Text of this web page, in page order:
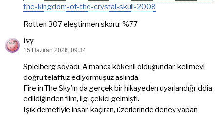
the-kingdom-of-the-crystal-skull-2008
Rotten 307 eleştirmen skoru: %77
ivy
dedi
15 Haziran 2026, 09:34
Spielberg soyadı, Almanca kökenli olduğundan kelimeyi
doğru telaffuz ediyormuşuz aslında.
Fire in The Sky’ın da gerçek bir hikayeden uyarlandığı iddia
edildiğinden film, ilgi çekici gelmişti.
Işık demetiyle insan kaçıran, üzerlerinde deney yapan